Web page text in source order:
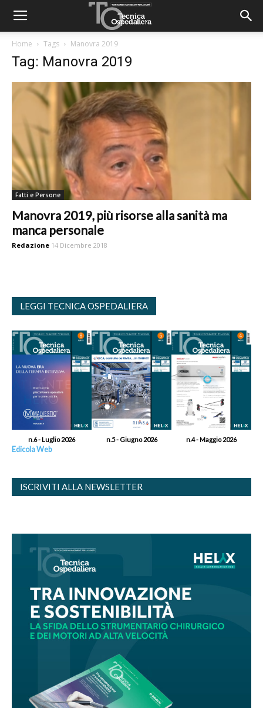
Home Tags Manovra 2019
Tag: Manovra 2019
Fatti e Persone
Manovra 2019, più risorse alla sanità ma
manca personale
Redazione 14 Dicembre 2018
LEGGI TECNICA OSPEDALIERA
n.6 - Luglio 2026 n.5 - Giugno 2026 n.4 - Maggio 2026
Edicola Web
ISCRIVITI ALLA NEWSLETTER